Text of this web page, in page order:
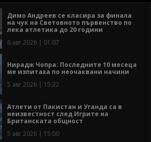
Димо Андреев се класира за финала
на чук на Световното първенство по
лека атлетика до 20 години
6 авг 2026 | 01:07
Нирадж Чопра: Последните 10 месеца
ме изпитаха по неочаквани начини
5 авг 2026 | 15:22
Атлети от Пакистан и Уганда са в
неизвестност след Игрите на
Британската общност
5 авг 2026 | 15:00